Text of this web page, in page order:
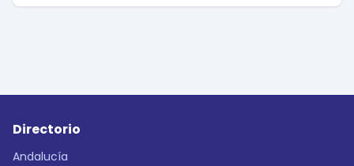
Directorio
Andalucía